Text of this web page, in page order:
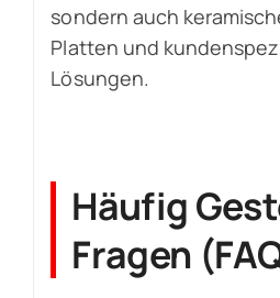
sondern auch
Platten und
Lösungen.
Häufig
Fragen